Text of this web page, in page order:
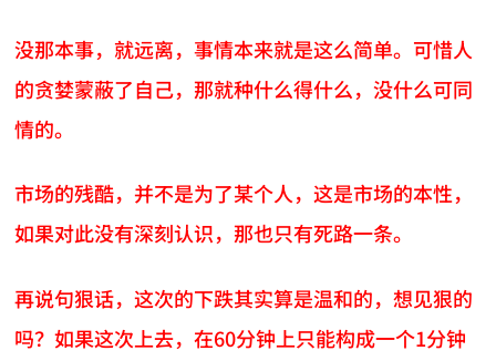
没那本事，就远离，事情本来就是这么简单。可惜人
的贪婪蒙蔽了自己，那就种什么得什么，没什么可同
情的。
市场的残酷，并不是为了某个人，这是市场的本性，
如果对此没有深刻认识，那也只有死路一条。
再说句狠话，这次的下跌其实算是温和的，想见狠的
吗？如果这次上去，在60分钟上只能构成一个1分钟